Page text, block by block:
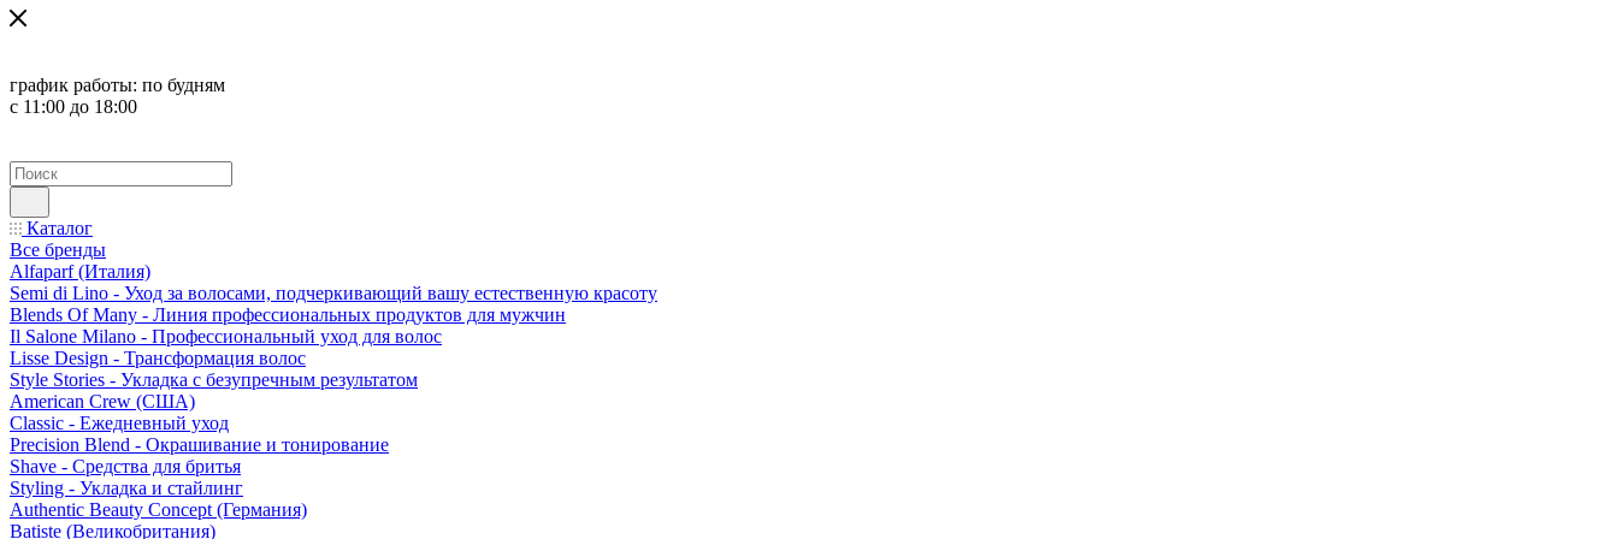
график работы: по будням
с 11:00 до 18:00
Каталог
Все бренды
Alfaparf (Италия)
Semi di Lino - Уход за волосами, подчеркивающий вашу естественную красоту
Blends Of Many - Линия профессиональных продуктов для мужчин
Il Salone Milano - Профессиональный уход для волос
Lisse Design - Трансформация волос
Style Stories - Укладка с безупречным результатом
American Crew (США)
Classic - Ежедневный уход
Precision Blend - Окрашивание и тонирование
Shave - Средства для бритья
Styling - Укладка и стайлинг
Authentic Beauty Concept (Германия)
Batiste (Великобритания)